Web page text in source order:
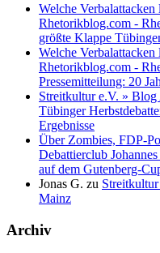
Welche
Rhetorikblog.com -
größte Klappe
Welche
Rhetorikblog.com -
Pressemitteilung: 20
Streitkultur e.V. »
Tübinger
Ergebnisse
Über Zombies, FDP-
Debattierclub
auf dem Gutenberg-
Jonas G. zu
Mainz
Archiv